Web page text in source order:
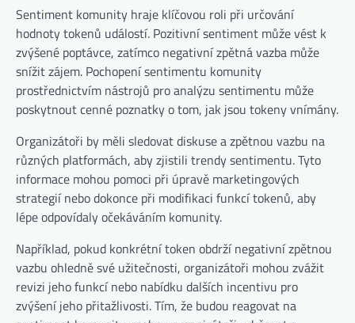
Sentiment komunity hraje klíčovou roli při určování
hodnoty tokenů událostí. Pozitivní sentiment může vést k
zvýšené poptávce, zatímco negativní zpětná vazba může
snížit zájem. Pochopení sentimentu komunity
prostřednictvím nástrojů pro analýzu sentimentu může
poskytnout cenné poznatky o tom, jak jsou tokeny vnímány.
Organizátoři by měli sledovat diskuse a zpětnou vazbu na
různých platformách, aby zjistili trendy sentimentu. Tyto
informace mohou pomoci při úpravě marketingových
strategií nebo dokonce při modifikaci funkcí tokenů, aby
lépe odpovídaly očekáváním komunity.
Například, pokud konkrétní token obdrží negativní zpětnou
vazbu ohledně své užitečnosti, organizátoři mohou zvážit
revizi jeho funkcí nebo nabídku dalších incentivu pro
zvýšení jeho přitažlivosti. Tím, že budou reagovat na